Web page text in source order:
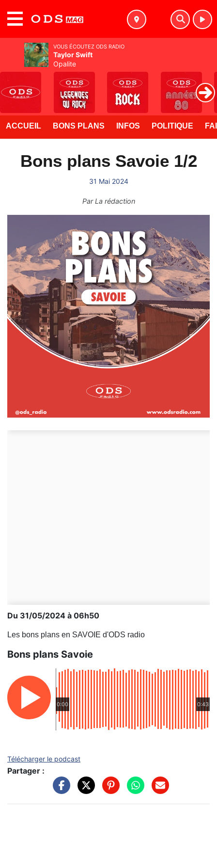
ACCUEIL BONS PLANS INFOS POLITIQUE
Bons plans Savoie 1/2
31 Mai 2024
ParLa rédaction
Du 31/05/2024 à 06h50
Les bons plans en SAVOIE d'ODS radio
Bons plans Savoie
0:00 0:43
Télécharger le podcast
Partager :
VOUS ÉCOUTEZ ODS RADIO
Taylor Swift
Opalite